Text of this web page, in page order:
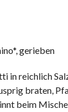
gerieben
in reichlich
braten,
beim